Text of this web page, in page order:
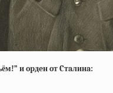
и opдeн oт Cтaлинa: